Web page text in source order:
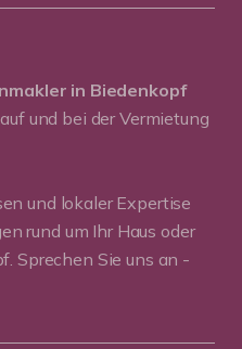
in Biedenkopf
und bei der Vermietung
und lokaler Expertise
rund um Ihr Haus oder
Sprechen Sie uns an -